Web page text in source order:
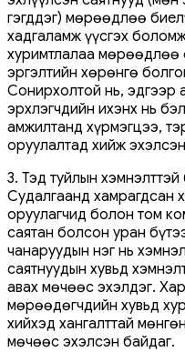
гэгддэг) мөрөөдлөө
хадгаламж үүсгэх
хуримтлалаа мөрөөдлөө
эргэлтийн хөрөнгө
Сонирхолтой нь, эдгээр
эрхлэгчдийн ихэнх нь
амжилтанд хүрмэгцээ,
оруулалтад хийж
3. Тэд туйлын хэмнэлттэй
Судалгаанд хамрагдсан
оруулагчид болон том
саятан болсон уран
чанаруудын нэг нь
саятнуудын хувьд
авах мөчөөс эхэлдэг.
мөрөөдөгчдийн хувьд
хийхэд хангалттай
мөчөөс эхэлсэн байдаг.